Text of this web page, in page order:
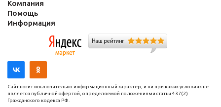
Компания
Помощь
Информация
Сайт носит исключительно информационный характер, и ни при каких условиях не
является публичной офертой, определяемой положениями статьи 437(2)
Гражданского кодекса РФ.